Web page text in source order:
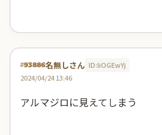
#93886名無しさん ID:liOGEwYj
2024/04/24 13:46
アルマジロに見えてしまう